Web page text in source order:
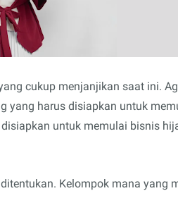
cukup menjanjikan saat ini.
yang harus disiapkan untuk
untuk memulai bisnis
Kelompok mana yang